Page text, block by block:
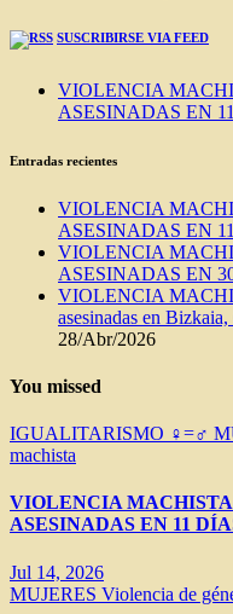
SUSCRIBIRSE VIA FEED
VIOLENCIA
ASESINADAS EN
Entradas recientes
VIOLENCIA
ASESINADAS EN
VIOLENCIA
ASESINADAS EN
VIOLENCIA
asesinadas en
28/Abr/2026
You missed
IGUALITARISMO ♀=♂
machista
VIOLENCIA MACHISTA
ASESINADAS EN 11
Jul 14, 2026
MUJERES Violencia de